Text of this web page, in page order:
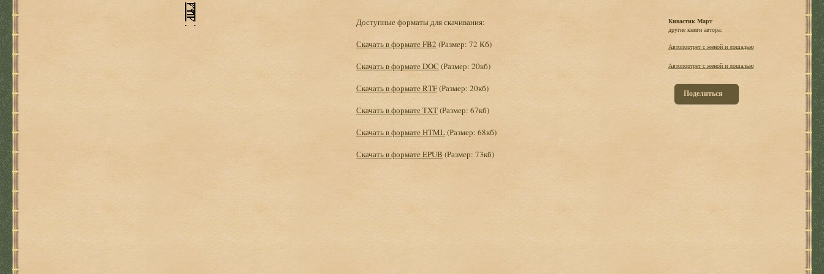
Доступные форматы для скачивания:
Скачать в формате FB2 (Размер: 72 Кб)
Скачать в формате DOC (Размер: 20кб)
Скачать в формате RTF(Размер: 20кб)
Скачать в формате TXT(Размер: 67кб)
Скачать в формате HTML(Размер: 68кб)
Скачать в формате EPUB (Размер: 73кб)
Кивастик Март
другие книги автора:
Автопортрет с женой и лошадью
Автопортрет с женой и лошалью
Поделиться